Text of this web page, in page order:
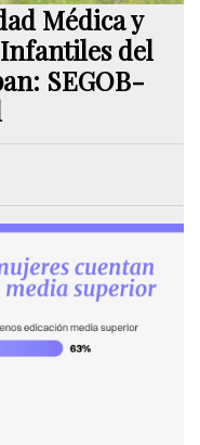
Médica y
del
SEGOB-